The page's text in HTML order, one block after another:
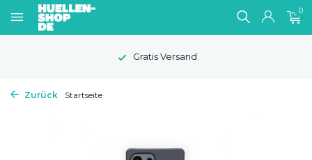
0
Gratis Versand
Zurück Startseite